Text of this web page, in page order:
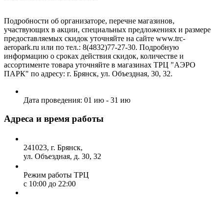
Подробности об организаторе, перечне магазинов,
участвующих в акции, специальных предложениях и размере
предоставляемых скидок уточняйте на сайте www.trc-
aeropark.ru или по тел.: 8(4832)77-27-30. Подробную
информацию о сроках действия скидок, количестве и
ассортименте товара уточняйте в магазинах ТРЦ "АЭРО
ПАРК" по адресу: г. Брянск, ул. Объездная, 30, 32.
Дата проведения: 01 ию - 31 ию
Адреса и время работы
241023, г. Брянск,
ул. Объездная, д. 30, 32
Режим работы ТРЦ
с 10:00 до 22:00